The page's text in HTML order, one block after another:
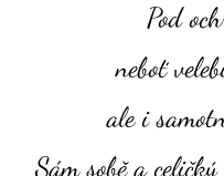
Pod
neboť
ale i
Sám sobě a